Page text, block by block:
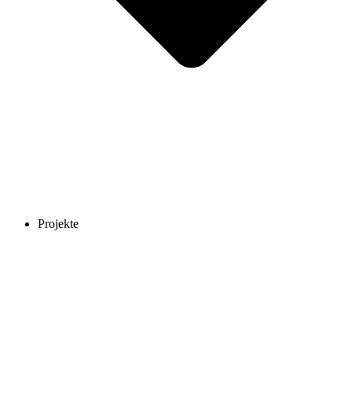
Projekte